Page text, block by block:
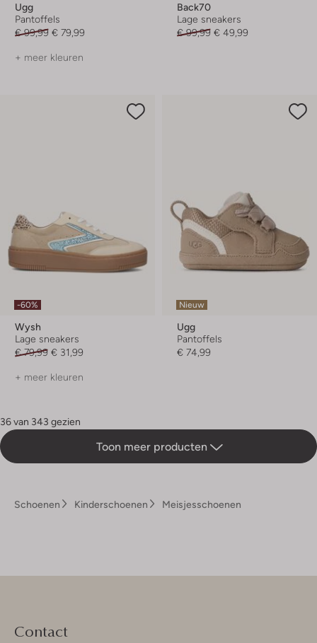
Ugg
Pantoffels
€ 99,99 € 79,99
+ meer kleuren
Back70
Lage sneakers
€ 99,99 € 49,99
-60%
Wysh
Lage sneakers
€ 79,99 € 31,99
+ meer kleuren
Nieuw
Ugg
Pantoffels
€ 74,99
36 van 343 gezien
Toon meer producten
Schoenen Kinderschoenen Meisjesschoenen
Contact